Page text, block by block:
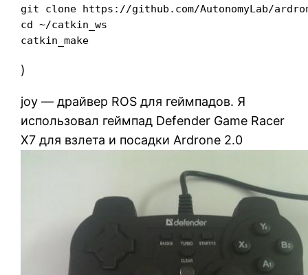
git clone https://github.com/AutonomyLab/
cd ~/catkin_ws
)
joy — драйвер ROS для геймпадов. Я
использовал геймпад Defender Game Racer
X7 для взлета и посадки Ardrone 2.0